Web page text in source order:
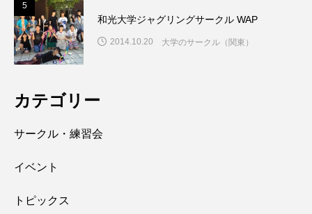
5
和光大学ジャグリングサークル WAP
2014.10.20 大学のサークル（関東）
カテゴリー
サークル・練習会
イベント
トピックス